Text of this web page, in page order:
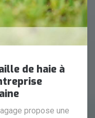
de haie à
propose une